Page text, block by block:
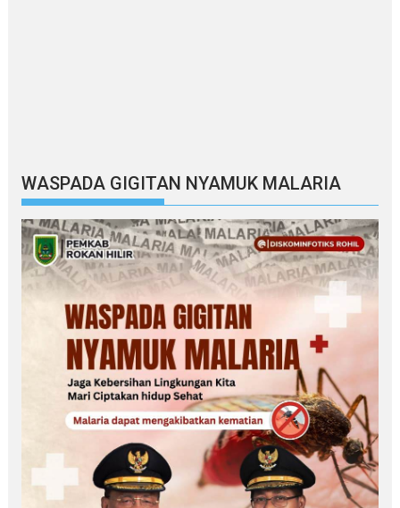
WASPADA GIGITAN NYAMUK MALARIA